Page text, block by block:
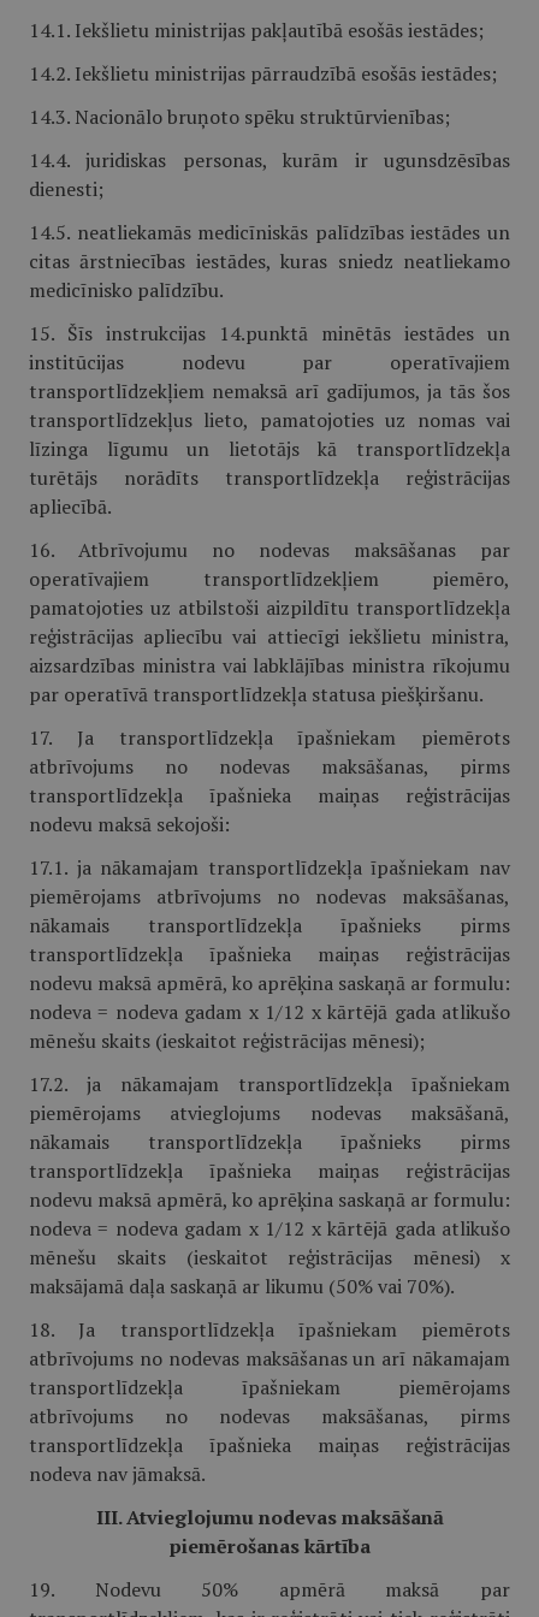
14.1. Iekšlietu ministrijas pakļautībā esošās iestādes;
14.2. Iekšlietu ministrijas pārraudzībā esošās iestādes;
14.3. Nacionālo bruņoto spēku struktūrvienības;
14.4. juridiskas personas, kurām ir ugunsdzēsības
dienesti;
14.5. neatliekamās medicīniskās palīdzības iestādes un
citas ārstniecības iestādes, kuras sniedz neatliekamo
medicīnisko palīdzību.
15. Šīs instrukcijas 14.punktā minētās iestādes un
institūcijas nodevu par operatīvajiem
transportlīdzekļiem nemaksā arī gadījumos, ja tās šos
transportlīdzekļus lieto, pamatojoties uz nomas vai
līzinga līgumu un lietotājs kā transportlīdzekļa
turētājs norādīts transportlīdzekļa reģistrācijas
apliecībā.
16. Atbrīvojumu no nodevas maksāšanas par
operatīvajiem transportlīdzekļiem piemēro,
pamatojoties uz atbilstoši aizpildītu transportlīdzekļa
reģistrācijas apliecību vai attiecīgi iekšlietu ministra,
aizsardzības ministra vai labklājības ministra rīkojumu
par operatīvā transportlīdzekļa statusa piešķiršanu.
17. Ja transportlīdzekļa īpašniekam piemērots
atbrīvojums no nodevas maksāšanas, pirms
transportlīdzekļa īpašnieka maiņas reģistrācijas
nodevu maksā sekojoši:
17.1. ja nākamajam transportlīdzekļa īpašniekam nav
piemērojams atbrīvojums no nodevas maksāšanas,
nākamais transportlīdzekļa īpašnieks pirms
transportlīdzekļa īpašnieka maiņas reģistrācijas
nodevu maksā apmērā, ko aprēķina saskaņā ar formulu:
nodeva = nodeva gadam x 1/12 x kārtējā gada atlikušo
mēnešu skaits (ieskaitot reģistrācijas mēnesi);
17.2. ja nākamajam transportlīdzekļa īpašniekam
piemērojams atvieglojums nodevas maksāšanā,
nākamais transportlīdzekļa īpašnieks pirms
transportlīdzekļa īpašnieka maiņas reģistrācijas
nodevu maksā apmērā, ko aprēķina saskaņā ar formulu:
nodeva = nodeva gadam x 1/12 x kārtējā gada atlikušo
mēnešu skaits (ieskaitot reģistrācijas mēnesi) x
maksājamā daļa saskaņā ar likumu (50% vai 70%).
18. Ja transportlīdzekļa īpašniekam piemērots
atbrīvojums no nodevas maksāšanas un arī nākamajam
transportlīdzekļa īpašniekam piemērojams
atbrīvojums no nodevas maksāšanas, pirms
transportlīdzekļa īpašnieka maiņas reģistrācijas
nodeva nav jāmaksā.
III. Atvieglojumu nodevas maksāšanā
piemērošanas kārtība
19. Nodevu 50% apmērā maksā par